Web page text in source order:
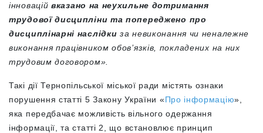
інновацій вказано на неухильне дотримання
трудової дисципліни та попереджено про
дисциплінарні наслідки за невиконання чи неналежне
виконання працівником обов’язків, покладених на них
трудовим договором»
Такі дії Тернопільської міської ради містять ознаки
порушення статті 5 Закону України «Про інформацію»,
яка передбачає можливість вільного одержання
інформації, та статті 2, що встановлює принцип